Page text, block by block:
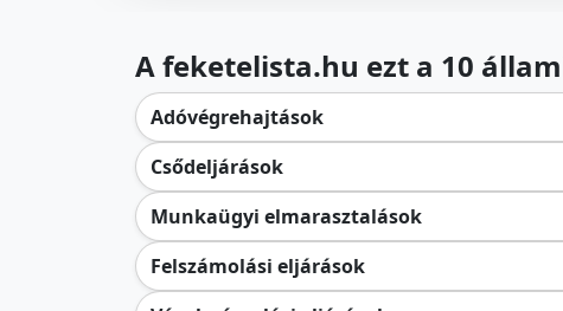
A feketelista.hu ezt a 10
Adóvégrehajtások
Csődeljárások
Munkaügyi elmarasztalások
Felszámolási eljárások